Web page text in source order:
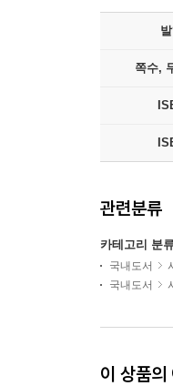
쪽수,
관련분류
카테고리 분
국내도서
국내도서
이 상품의